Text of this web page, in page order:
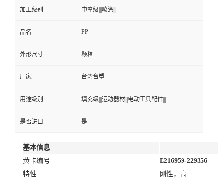
加工级别 中空级|||喷涂|||
品名 PP
外形尺寸 颗粒
厂家 台湾台塑
用途级别 填充级|||运动器材|||电动工具配件|||
是否进口 是
基本信息
黄卡编号
E216959-229356
特性
刚性，高